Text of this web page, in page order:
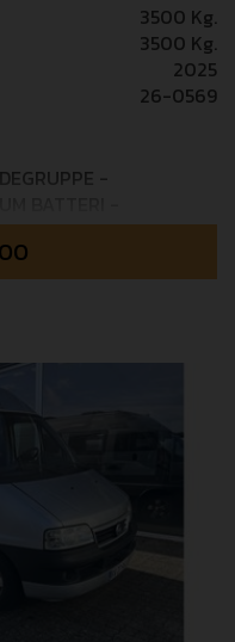
3500 Kg.
3500 Kg.
2025
26-0569
-
jubilæumsmodel
tilbehør og udstyr:
✔
navigation ✔
MPPT-controller ✔
gasudtag ✔
multistik (12 V / 220 V
FIAT PACK
+ 8 trins
PACK: Isoleret
Truma Combi 6
Fuldt digital